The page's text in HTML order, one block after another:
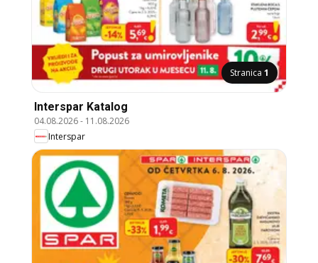
Stranica 1
Interspar Katalog
04.08.2026- 11.08.2026
Interspar